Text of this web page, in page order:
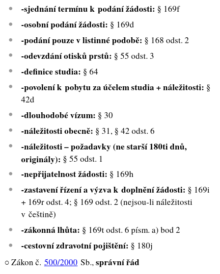
-sjednání termínu k podání žádosti: § 169f
-osobní podání žádosti: § 169d
-podání pouze v listinné podobě: § 168 odst. 2
-odevzdání otisků prstů: § 55 odst. 3
-definice studia: § 64
-povolení k pobytu za účelem studia + náležitosti: §
42d
-dlouhodobé vízum: § 30
-náležitosti obecně: § 31, § 42 odst. 6
-náležitosti – požadavky (ne starší 180ti dnů,
originály): § 55 odst. 1
-nepřijatelnost žádosti: § 169h
-zastavení řízení a výzva k doplnění žádosti: § 169i
+ 169r odst. 4; § 169 odst. 2 (nejsou-li náležitosti
v češtině)
-zákonná lhůta: § 169t odst. 6 písm. a) bod 2
-cestovní zdravotní pojištění: § 180j
○ Zákon č. 500/2000Sb.,správní řád